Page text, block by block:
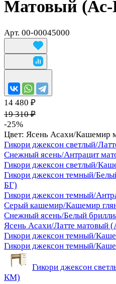
Матовый
Арт. 00-00045000
14 480 ₽
19 310 ₽
-25%
Цвет: Ясень Асахи/Кашемир
Гикори джексон светлый/
Снежный ясень/Антрацит
Гикори джексон светлый/
Гикори джексон темный/
БГ)
Гикори джексон темный/
Серый кашемир/Кашемир
Снежный ясень/Белый
Ясень Асахи/Латте
Гикори джексон темный/
Гикори джексон темный/
Гикори джексон
КМ)